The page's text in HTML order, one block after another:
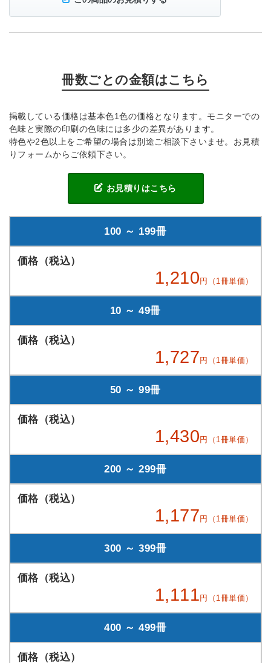
冊数ごとの金額はこちら
掲載している価格は基本色1色の価格となります。モニターでの
色味と実際の印刷の色味には多少の差異があります。
特色や2色以上をご希望の場合は別途ご相談下さいませ。お見積
りフォームからご依頼下さい。
お見積りはこちら
100 ～ 199冊
1,210 円（1冊単価）
10 ～ 49冊
1,727 円（1冊単価）
50 ～ 99冊
1,430 円（1冊単価）
200 ～ 299冊
1,177 円（1冊単価）
300 ～ 399冊
1,111 円（1冊単価）
400 ～ 499冊